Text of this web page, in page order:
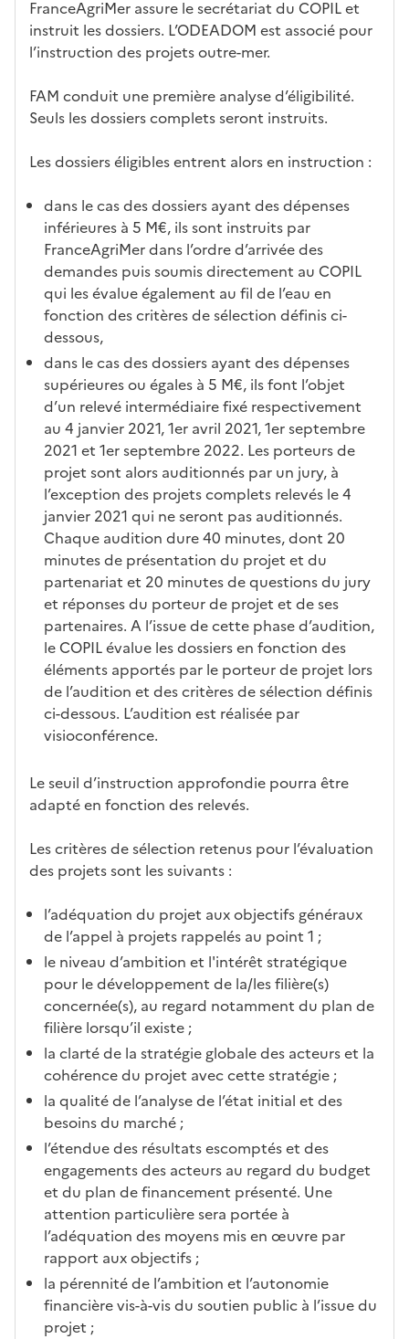
FranceAgriMer assure le secrétariat du COPIL et
instruit les dossiers. L’ODEADOM est associé pour
l’instruction des projets outre-mer.
FAM conduit une première analyse d’éligibilité.
Seuls les dossiers complets seront instruits.
Les dossiers éligibles entrent alors en instruction :
dans le cas des dossiers ayant des dépenses
inférieures à 5 M€, ils sont instruits par
FranceAgriMer dans l’ordre d’arrivée des
demandes puis soumis directement au COPIL
qui les évalue également au fil de l’eau en
fonction des critères de sélection définis ci-
dessous,
dans le cas des dossiers ayant des dépenses
supérieures ou égales à 5 M€, ils font l’objet
d’un relevé intermédiaire fixé respectivement
au 4 janvier 2021, 1er avril 2021, 1er septembre
2021 et 1er septembre 2022. Les porteurs de
projet sont alors auditionnés par un jury, à
l’exception des projets complets relevés le 4
janvier 2021 qui ne seront pas auditionnés.
Chaque audition dure 40 minutes, dont 20
minutes de présentation du projet et du
partenariat et 20 minutes de questions du jury
et réponses du porteur de projet et de ses
partenaires. A l’issue de cette phase d’audition,
le COPIL évalue les dossiers en fonction des
éléments apportés par le porteur de projet lors
de l’audition et des critères de sélection définis
ci-dessous. L’audition est réalisée par
visioconférence.
Le seuil d’instruction approfondie pourra être
adapté en fonction des relevés.
Les critères de sélection retenus pour l’évaluation
des projets sont les suivants :
l’adéquation du projet aux objectifs généraux
de l’appel à projets rappelés au point 1 ;
le niveau d’ambition et l'intérêt stratégique
pour le développement de la/les filière(s)
concernée(s), au regard notamment du plan de
filière lorsqu’il existe ;
la clarté de la stratégie globale des acteurs et la
cohérence du projet avec cette stratégie ;
la qualité de l’analyse de l’état initial et des
besoins du marché ;
l’étendue des résultats escomptés et des
engagements des acteurs au regard du budget
et du plan de financement présenté. Une
attention particulière sera portée à
l’adéquation des moyens mis en œuvre par
rapport aux objectifs ;
la pérennité de l’ambition et l’autonomie
financière vis-à-vis du soutien public à l’issue du
projet ;